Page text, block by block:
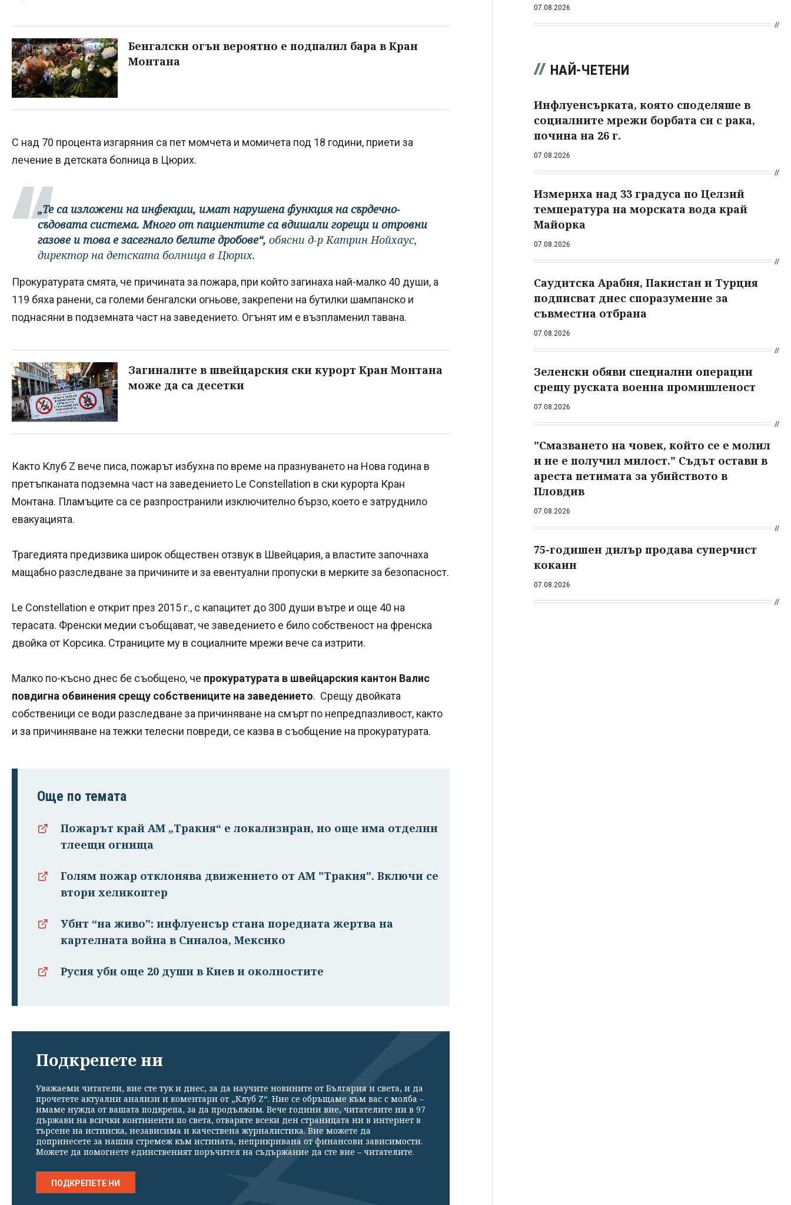
Бенгалски огън вероятно е подпалил бара в Кран
Монтана
С над 70 процента изгаряния са пет момчета и момичета под 18 години, приети за
лечение в детската болница в Цюрих.
„Те са изложени на инфекции, имат нарушена функция на сърдечно-
съдовата система. Много от пациентите са вдишали горещи и отровни
газове и това е засегнало белите дробове“, обясни д-р Катрин Нойхаус,
директор на детската болница в Цюрих.
Прокуратурата смята, че причината за пожара, при който загинаха най-малко 40 души, а
119 бяха ранени, са големи бенгалски огньове, закрепени на бутилки шампанско и
поднасяни в подземната част на заведението. Огънят им е възпламенил тавана.
Загиналите в швейцарския ски курорт Кран Монтана
може да са десетки
Както Клуб Z вече писа, пожарът избухна по време на празнуването на Нова година в
претъпканата подземна част на заведението Le Constellation в ски курорта Кран
Монтана. Пламъците са се разпространили изключително бързо, което е затруднило
евакуацията.
Трагедията предизвика широк обществен отзвук в Швейцария, а властите започнаха
мащабно разследване за причините и за евентуални пропуски в мерките за безопасност.
Le Constellation е открит през 2015 г., с капацитет до 300 души вътре и още 40 на
терасата. Френски медии съобщават, че заведението е било собственост на френска
двойка от Корсика. Страниците му в социалните мрежи вече са изтрити.
Малко по-късно днес бе съобщено, че прокуратурата в швейцарския кантон Валис
повдигна обвинения срещу собствениците на заведението. Срещу двойката
собственици се води разследване за причиняване на смърт по непредпазливост, както
и за причиняване на тежки телесни повреди, се казва в съобщение на прокуратурата.
Още по темата
Пожарът край АМ „Тракия“ е локализиран, но още има отделни
тлеещи огнища
Голям пожар отклонява движението от АМ "Тракия". Включи се
втори хеликоптер
Убит “на живо”: инфлуенсър стана поредната жертва на
картелната война в Синалоа, Мексико
Русия уби още 20 души в Киев и околностите
Подкрепете ни
Уважаеми читатели, вие сте тук и днес, за да научите новините от България и света, и да
прочетете актуални анализи и коментари от „Клуб Z“. Ние се обръщаме към вас с молба –
имаме нужда от вашата подкрепа, за да продължим. Вече години вие, читателите ни в 97
държави на всички континенти по света, отваряте всеки ден страницата ни в интернет в
търсене на истинска, независима и качествена журналистика. Вие можете да
допринесете за нашия стремеж към истината, неприкривана от финансови зависимости.
Можете да помогнете единственият поръчител на съдържание да сте вие – читателите.
ПОДКРЕПЕТЕ НИ
07.08.2026
НАЙ-ЧЕТЕНИ
Инфлуенсърката, която споделяше в
социалните мрежи борбата си с рака,
почина на 26 г.
07.08.2026
Измериха над 33 градуса по Целзий
температура на морската вода край
Майорка
07.08.2026
Саудитска Арабия, Пакистан и Турция
подписват днес споразумение за
съвместна отбрана
07.08.2026
Зеленски обяви специални операции
срещу руската военна промишленост
07.08.2026
"Смазването на човек, който се е молил
и не е получил милост." Съдът остави в
ареста петимата за убийството в
Пловдив
07.08.2026
75-годишен дилър продава суперчист
кокаин
07.08.2026